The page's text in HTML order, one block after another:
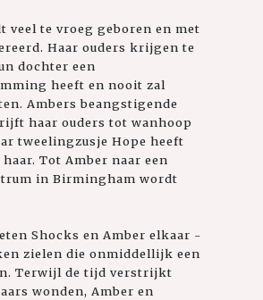
veel te vroeg geboren en met
Haar ouders krijgen te
dochter een
heeft en nooit zal
Ambers beangstigende
haar ouders tot wanhoop
tweelingzusje Hope heeft
Tot Amber naar een
in Birmingham wordt
Shocks en Amber elkaar -
zielen die onmiddellijk een
Terwijl de tijd verstrijkt
wonden, Amber en